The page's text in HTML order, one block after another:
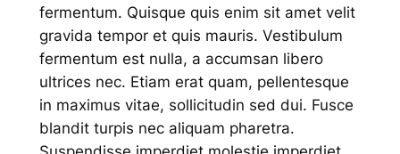
fermentum. Quisque quis enim sit amet velit
gravida tempor et quis mauris. Vestibulum
fermentum est nulla, a accumsan libero
ultrices nec. Etiam erat quam, pellentesque
in maximus vitae, sollicitudin sed dui. Fusce
blandit turpis nec aliquam pharetra.